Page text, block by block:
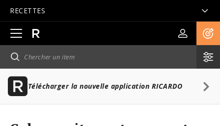
RECETTES
Ouvrir
la
navigation
principale
Télécharger la nouvelle application RICARDO